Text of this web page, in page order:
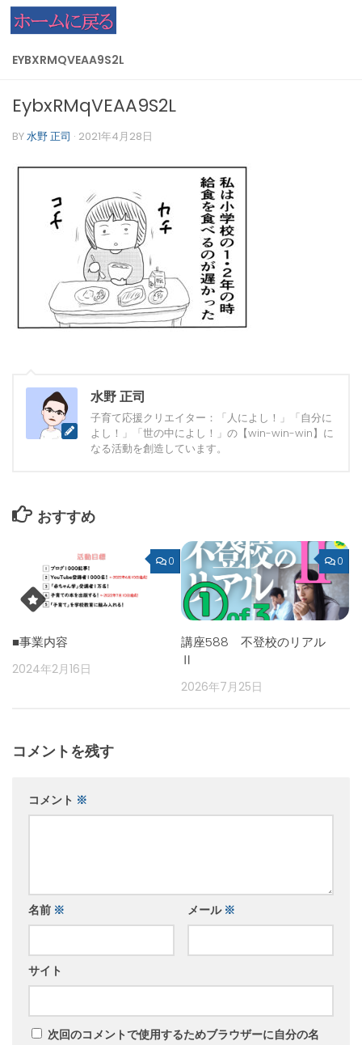
コンテンツへスキップ
EYBXRMQVEAA9S2L
EybxRMqVEAA9S2L
BY水野 正司 · 2021年4月28日
水野 正司
子育て応援クリエイター：「人によし！」「自分に
よし！」「世の中によし！」の【win-win-win】に
なる活動を創造しています。
おすすめ
0
■事業内容
2024年2月16日
0
講座588 不登校のリアル
Ⅱ
2026年7月25日
コメントを残す
コメント ※
名前 ※ メール ※
サイト
次回のコメントで使用するためブラウザーに自分の名